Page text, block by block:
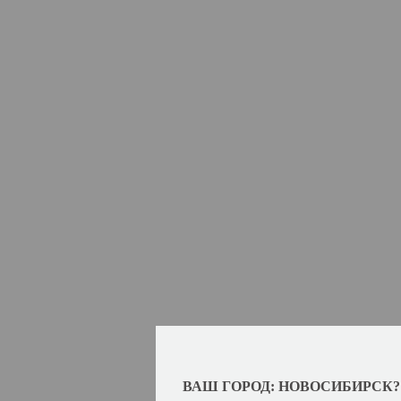
ВАШ ГОРОД: НОВОСИБИРСК?